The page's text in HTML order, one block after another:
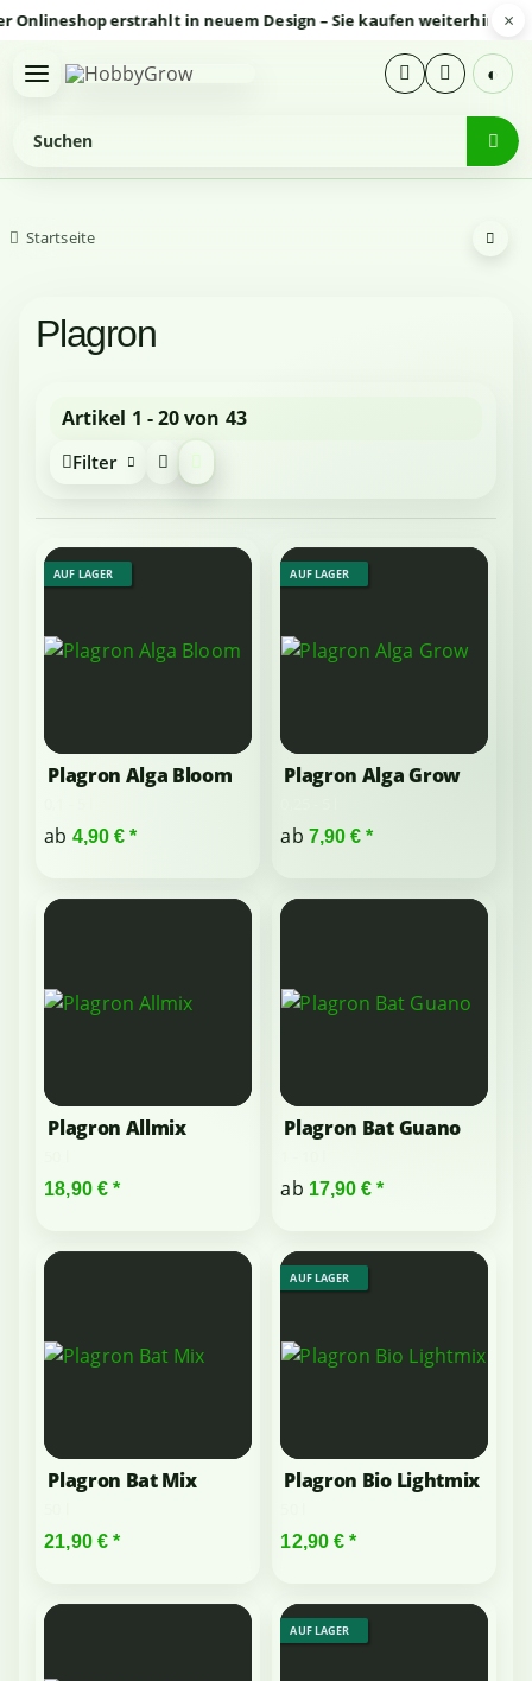
erstrahlt in neuem Design – Sie kaufen weiterhin sicher×
◐
Startseite
Plagron
Filter
Artikel 1 - 20 von 43
AUF LAGER
Plagron Alga Bloom
ab 4,90 €*
AUF LAGER
Plagron Alga Grow
ab 7,90 €*
Plagron Allmix
18,90 € *
Plagron Bat Guano
ab 17,90 €*
Plagron Bat Mix
21,90 € *
AUF LAGER
Plagron Bio Lightmix
12,90 €*
AUF LAGER